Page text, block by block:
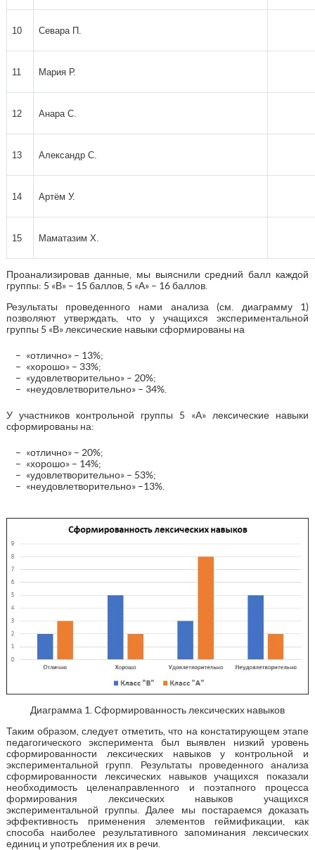
10 Севара П.
11 Мария Р.
12 Анара С.
13 Александр С.
14 Артём У.
15 Маматазим Х.
Проанализировав данные, мы выяснили средний балл каждой
группы: 5 «В» – 15 баллов, 5 «А» – 16 баллов.
Результаты проведенного нами анализа (см. диаграмму 1)
позволяют утверждать, что у учащихся экспериментальной
группы 5 «В» лексические навыки сформированы на
«отлично» – 13%;
«хорошо» – 33%;
«удовлетворительно» – 20%;
«неудовлетворительно» – 34%.
У участников контрольной группы 5 «А» лексические навыки
сформированы на:
«отлично» – 20%;
«хорошо» – 14%;
«удовлетворительно» – 53%;
«неудовлетворительно» –13%.
Диаграмма 1. Сформированность лексических навыков
Таким образом, следует отметить, что на констатирующем этапе
педагогического эксперимента был выявлен низкий уровень
сформированности лексических навыков у контрольной и
экспериментальной групп. Результаты проведенного анализа
сформированности лексических навыков учащихся показали
необходимость целенаправленного и поэтапного процесса
формирования лексических навыков учащихся
экспериментальной группы. Далее мы постараемся доказать
эффективность применения элементов геймификации, как
способа наиболее результативного запоминания лексических
единиц и употребления их в речи.